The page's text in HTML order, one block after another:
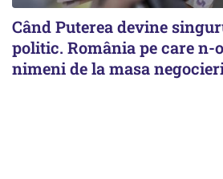
Când Puterea devine
politic. România pe care n-
nimeni de la masa